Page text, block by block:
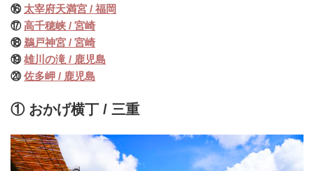
⑯ 太宰府天満宮 / 福岡
⑰高千穂峡 / 宮崎
⑱ 鵜戸神宮 / 宮崎
⑲雄川の滝 / 鹿児島
⑳佐多岬 / 鹿児島
① おかげ横丁 / 三重